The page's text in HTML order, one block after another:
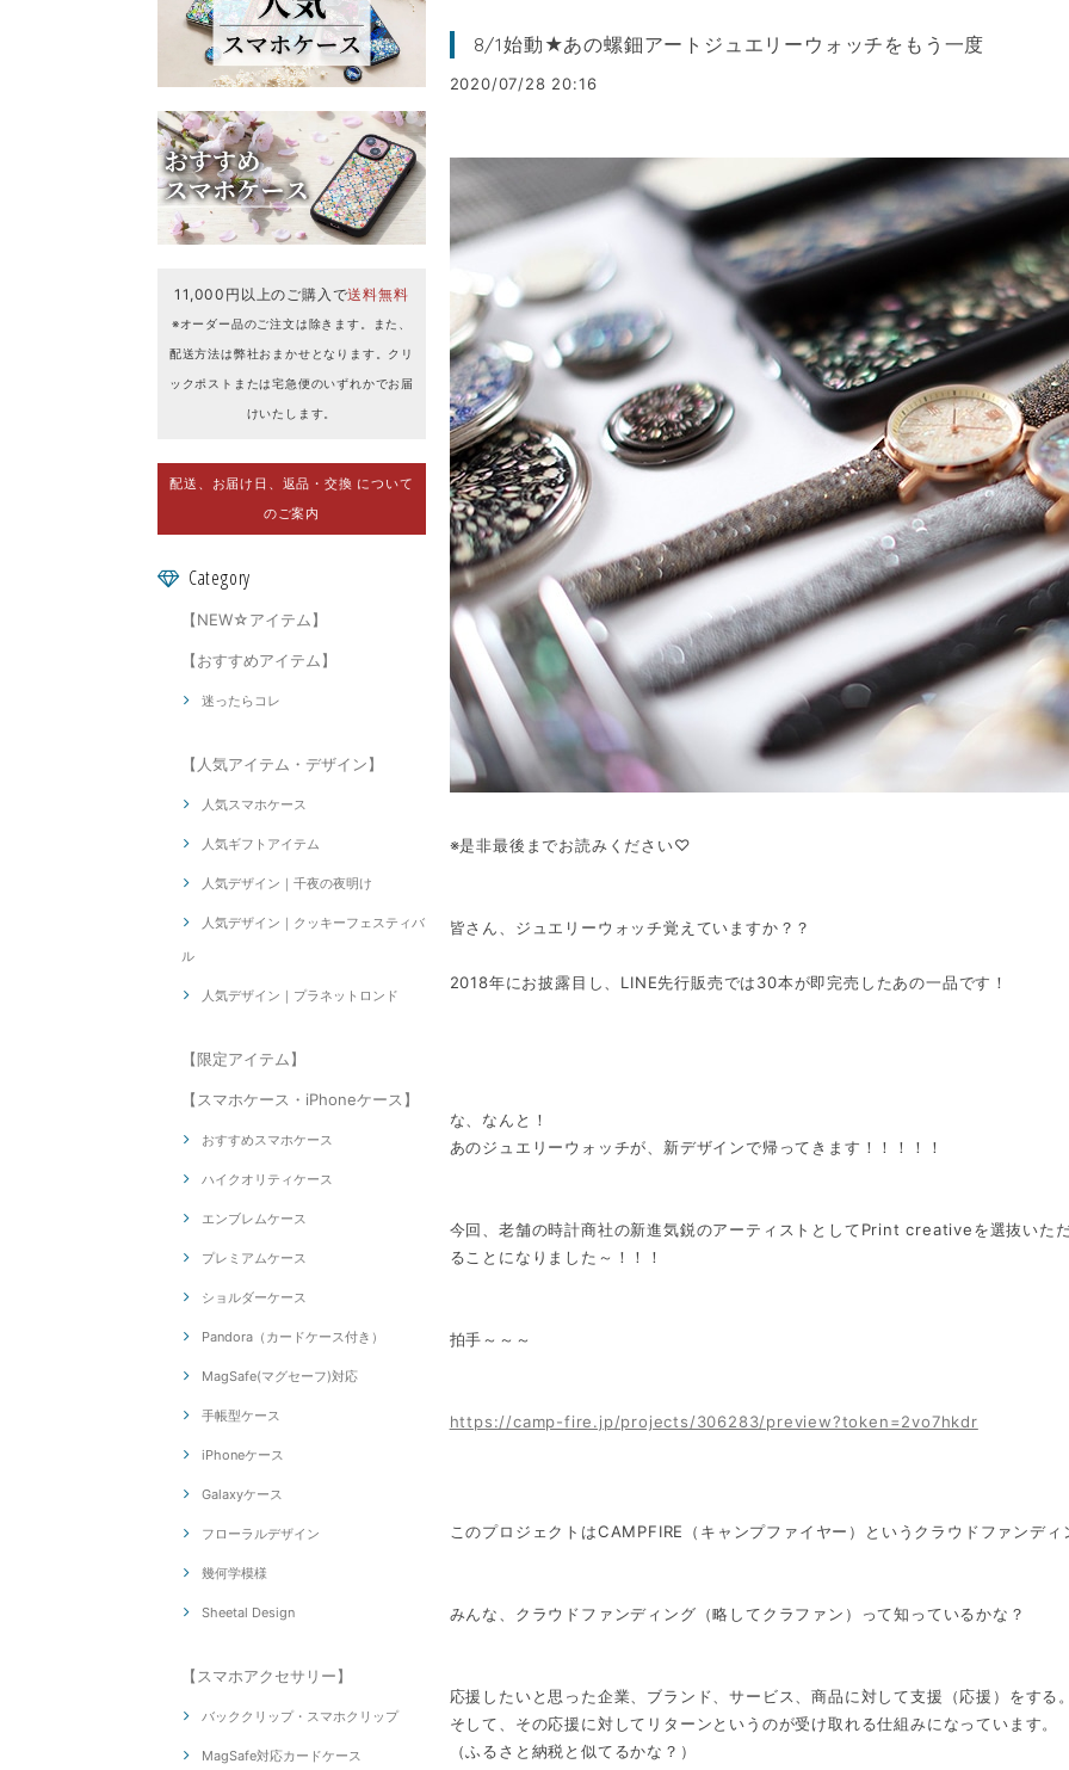
11,000円以上のご購入で送料無料
※オーダー品のご注文は除きます。また、
配送方法は弊社おまかせとなります。クリ
ックポストまたは宅急便のいずれかでお届
けいたします。
配送、お届け日、返品・交換 について
のご案内
Category
【NEW☆アイテム】
【おすすめアイテム】
迷ったらコレ
【人気アイテム・デザイン】
人気スマホケース
人気ギフトアイテム
人気デザイン｜千夜の夜明け
人気デザイン｜クッキーフェスティバ
ル
人気デザイン｜プラネットロンド
【限定アイテム】
【スマホケース・iPhoneケース】
おすすめスマホケース
ハイクオリティケース
エンブレムケース
プレミアムケース
ショルダーケース
Pandora（カードケース付き）
MagSafe(マグセーフ)対応
手帳型ケース
iPhoneケース
Galaxyケース
フローラルデザイン
幾何学模様
Sheetal Design
【スマホアクセサリー】
バッククリップ・スマホクリップ
MagSafe対応カードケース
8/1始動★あの螺鈿アートジュエリーウォッチをもう一度
2020/07/28 20:16
※是非最後までお読みください♡
皆さん、ジュエリーウォッチ覚えていますか？？
2018年にお披露目し、LINE先行販売では30本が即完売したあの一品です！
な、なんと！
あのジュエリーウォッチが、新デザインで帰ってきます！！！！！
今回、老舗の時計商社の新進気鋭のアーティストとしてPrint creativeを選抜いた
ることになりました～！！！
拍手～～～
https://camp-fire.jp/projects/306283/preview?token=2vo7hkdr
このプロジェクトはCAMPFIRE（キャンプファイヤー）というクラウドファンディ
みんな、クラウドファンディング（略してクラファン）って知っているかな？
応援したいと思った企業、ブランド、サービス、商品に対して支援（応援）をする。
そして、その応援に対してリターンというのが受け取れる仕組みになっています。
（ふるさと納税と似てるかな？）